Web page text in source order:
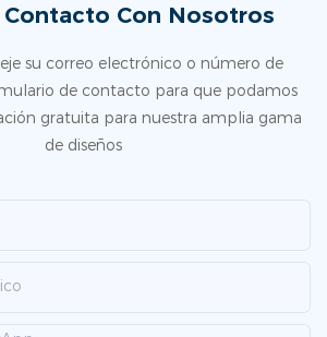
Con Nosotros
su correo electrónico o número de
de contacto para que podamos
gratuita para nuestra amplia gama
de diseños